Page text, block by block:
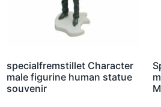
specialfremstillet Character
male figurine human statue
souvenir